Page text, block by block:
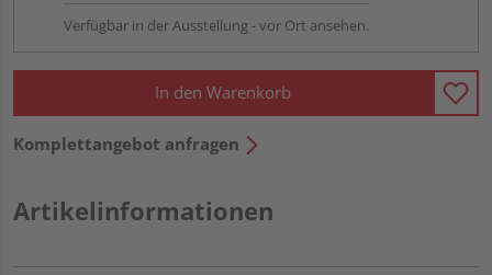
Verfügbar in der Ausstellung - vor Ort ansehen.
In den Warenkorb
Komplettangebot anfragen
Artikelinformationen